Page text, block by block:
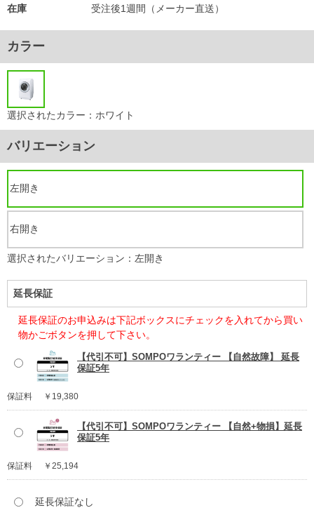
在庫
受注後1週間（メーカー直送）
カラー
選択されたカラー：ホワイト
バリエーション
左開き
右開き
選択されたバリエーション：左開き
延長保証
延長保証のお申込みは下記ボックスにチェックを入れてから買い
物かごボタンを押して下さい。
【代引不可】SOMPOワランティー 【自然故障】 延長
保証5年
保証料 ￥19,380
【代引不可】SOMPOワランティー 【自然+物損】延長
保証5年
保証料 ￥25,194
延長保証なし